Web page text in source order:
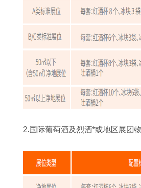
2.国际葡萄酒及烈酒*或地区展团